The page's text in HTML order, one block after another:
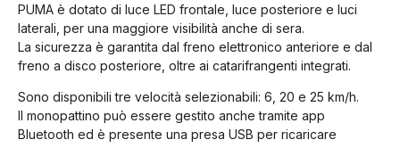
PUMA è dotato di luce LED frontale, luce posteriore e luci
laterali, per una maggiore visibilità anche di sera.
La sicurezza è garantita dal freno elettronico anteriore e dal
freno a disco posteriore, oltre ai catarifrangenti integrati.
Sono disponibili tre velocità selezionabili: 6, 20 e 25 km/h.
Il monopattino può essere gestito anche tramite app
Bluetooth ed è presente una presa USB per ricaricare